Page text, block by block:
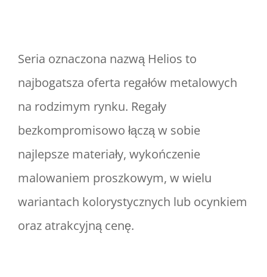
Seria oznaczona nazwą Helios to
najbogatsza oferta regałów metalowych
na rodzimym rynku. Regały
bezkompromisowo łączą w sobie
najlepsze materiały, wykończenie
malowaniem proszkowym, w wielu
wariantach kolorystycznych lub ocynkiem
oraz atrakcyjną cenę.